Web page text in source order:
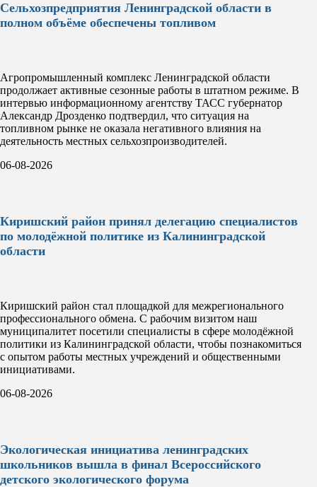
Сельхозпредприятия Ленинградской области в
полном объёме обеспечены топливом
Агропромышленный комплекс Ленинградской области
продолжает активные сезонные работы в штатном режиме. В
интервью информационному агентству ТАСС губернатор
Александр Дрозденко подтвердил, что ситуация на
топливном рынке не оказала негативного влияния на
деятельность местных сельхозпроизводителей.
06-08-2026
Киришский район принял делегацию специалистов
по молодёжной политике из Калининградской
области
Киришский район стал площадкой для межрегионального
профессионального обмена. С рабочим визитом наш
муниципалитет посетили специалисты в сфере молодёжной
политики из Калининградской области, чтобы познакомиться
с опытом работы местных учреждений и общественными
инициативами.
06-08-2026
Экологическая инициатива ленинградских
школьников вышла в финал Всероссийского
детского экологического форума